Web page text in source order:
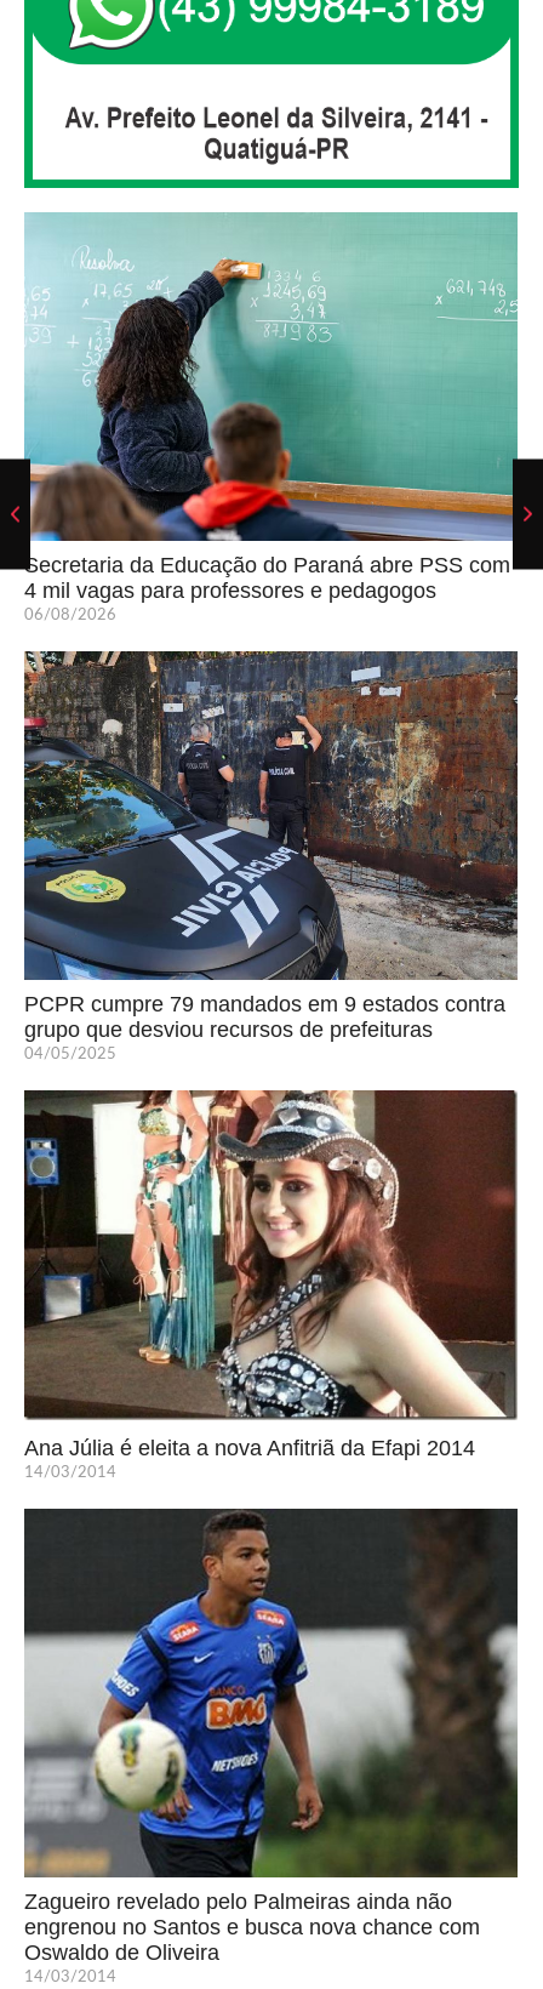
Secretaria da Educação do Paraná abre PSS com
4 mil vagas para professores e pedagogos
06/08/2026
PCPR cumpre 79 mandados em 9 estados contra
grupo que desviou recursos de prefeituras
04/05/2025
Ana Júlia é eleita a nova Anfitriã da Efapi 2014
14/03/2014
Zagueiro revelado pelo Palmeiras ainda não
engrenou no Santos e busca nova chance com
Oswaldo de Oliveira
14/03/2014